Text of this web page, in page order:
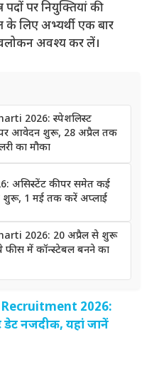
पर नियुक्तियां की
के लिए अभ्यर्थी एक बार
अवश्य कर लें।
2026: स्पेशलिस्ट
आवेदन शुरू, 28 अप्रैल तक
का मौका
असिस्टेंट कीपर समेत कई
1 मई तक करें अप्लाई
2026: 20 अप्रैल से शुरू
में कॉन्स्टेबल बनने का
2026:
डेट नजदीक, यहां जानें